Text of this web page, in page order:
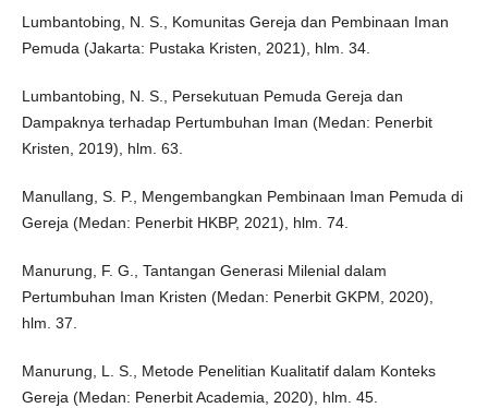
Lumbantobing, N. S., Komunitas Gereja dan Pembinaan Iman
Pemuda (Jakarta: Pustaka Kristen, 2021), hlm. 34.
Lumbantobing, N. S., Persekutuan Pemuda Gereja dan
Dampaknya terhadap Pertumbuhan Iman (Medan: Penerbit
Kristen, 2019), hlm. 63.
Manullang, S. P., Mengembangkan Pembinaan Iman Pemuda di
Gereja (Medan: Penerbit HKBP, 2021), hlm. 74.
Manurung, F. G., Tantangan Generasi Milenial dalam
Pertumbuhan Iman Kristen (Medan: Penerbit GKPM, 2020),
hlm. 37.
Manurung, L. S., Metode Penelitian Kualitatif dalam Konteks
Gereja (Medan: Penerbit Academia, 2020), hlm. 45.